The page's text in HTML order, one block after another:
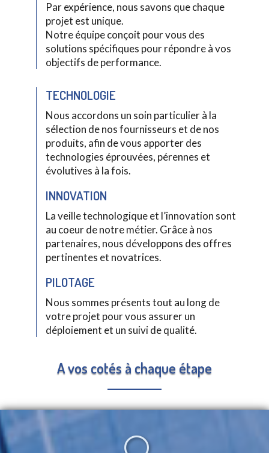
Par expérience, nous savons que chaque
projet est unique.
Notre équipe conçoit pour vous des
solutions spécifiques pour répondre à vos
objectifs de performance.
TECHNOLOGIE
Nous accordons un soin particulier à la
sélection de nos fournisseurs et de nos
produits, afin de vous apporter des
technologies éprouvées, pérennes et
évolutives à la fois.
INNOVATION
La veille technologique et l’innovation sont
au coeur de notre métier. Grâce à nos
partenaires, nous développons des offres
pertinentes et novatrices.
PILOTAGE
Nous sommes présents tout au long de
votre projet pour vous assurer un
déploiement et un suivi de qualité.
A vos cotés à chaque étape